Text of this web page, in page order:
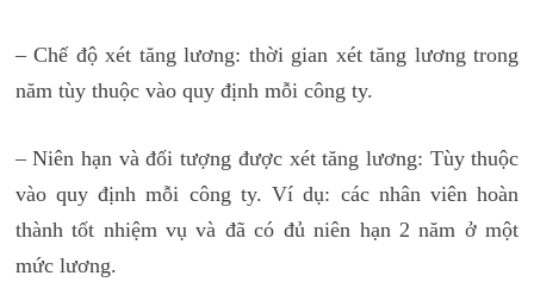
– Chế độ xét tăng lương: thời gian xét tăng lương trong
năm tùy thuộc vào quy định mỗi công ty.
– Niên hạn và đối tượng được xét tăng lương: Tùy thuộc
vào quy định mỗi công ty. Ví dụ: các nhân viên hoàn
thành tốt nhiệm vụ và đã có đủ niên hạn 2 năm ở một
mức lương.